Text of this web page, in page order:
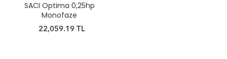
SACI Optima 0,25hp
Monofaze
22,059.19 TL